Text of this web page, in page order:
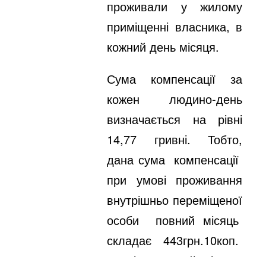
проживали у жилому
приміщенні власника, в
кожний день місяця.
Сума компенсації за
кожен людино-день
визначається на рівні
14,77 гривні. Тобто,
дана сума компенсації
при умові проживання
внутрішньо переміщеної
особи повний місяць
складає 443грн.10коп.